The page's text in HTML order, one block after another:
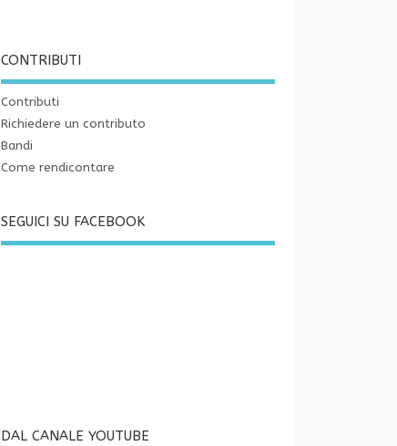
CONTRIBUTI
Contributi
Richiedere un contributo
Bandi
Come rendicontare
SEGUICI SU FACEBOOK
DAL CANALE YOUTUBE